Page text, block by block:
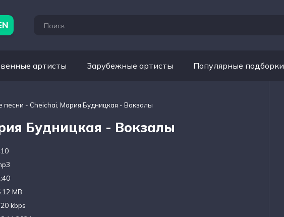
артисты Зарубежные артисты Популярные подборки
песни - Cheichai, Мария Будницкая - Вокзалы
Будницкая - Вокзалы
MB
kbps